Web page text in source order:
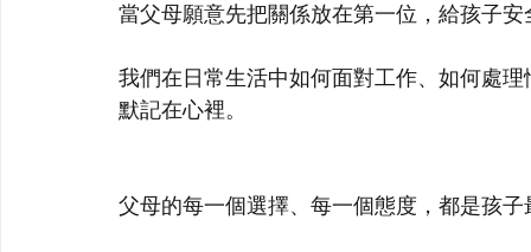
當父母願意先把關係放在第一位，給孩子
我們在日常生活中如何面對工作、如何處
默記在心裡。
父母的每一個選擇、每一個態度，都是孩